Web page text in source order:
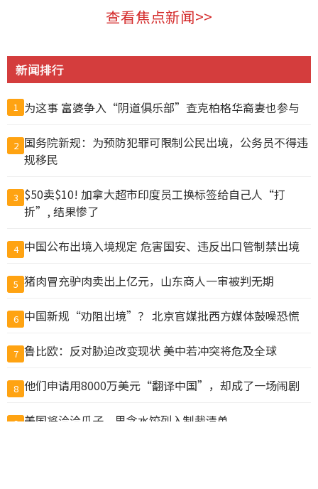
查看焦点新闻>>
新闻排行
1 为这事 富婆争入“阴道俱乐部”查克柏格华裔妻也参与
2 国务院新规：为预防犯罪可限制公民出境，公务员不得违
规移民
3 $50卖$10! 加拿大超市印度员工换标签给自己人“打
折”, 结果惨了
4 中国公布出境入境规定 危害国安、违反出口管制禁出境
5 猪肉冒充驴肉卖出上亿元，山东商人一审被判无期
6 中国新规“劝阻出境”？ 北京官媒批西方媒体鼓噪恐慌
7 鲁比欧：反对胁迫改变现状 美中若冲突将危及全球
8 他们申请用8000万美元“翻译中国”，却成了一场闹剧
9 美国将洽洽瓜子、思念水饺列入制裁清单